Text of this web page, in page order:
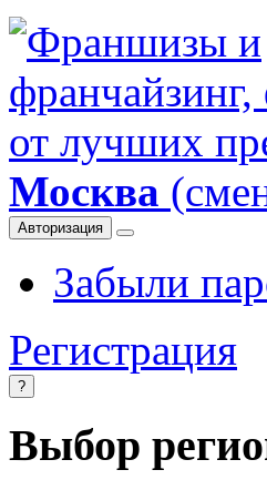
Москва
Авторизация
Забыли
Регистрация
?
Выбор